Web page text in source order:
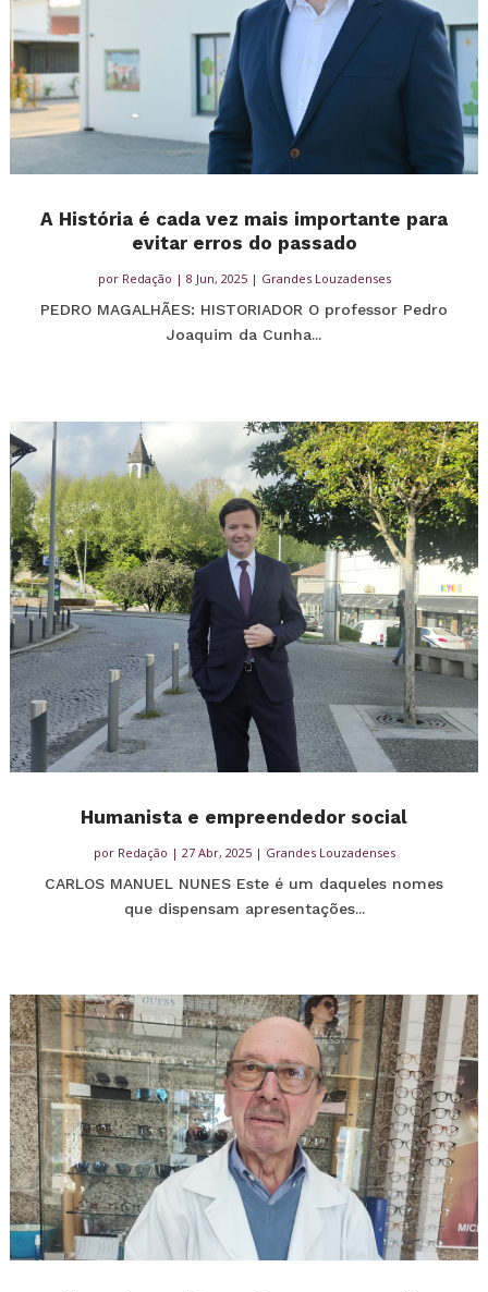
A História é cada vez mais importante para
evitar erros do passado
por Redação | 8 Jun, 2025| Grandes Louzadenses
PEDRO MAGALHÃES: HISTORIADOR O professor Pedro
Joaquim da Cunha...
Humanista e empreendedor social
por Redação | 27 Abr, 2025| Grandes Louzadenses
CARLOS MANUEL NUNES Este é um daqueles nomes
que dispensam apresentações...